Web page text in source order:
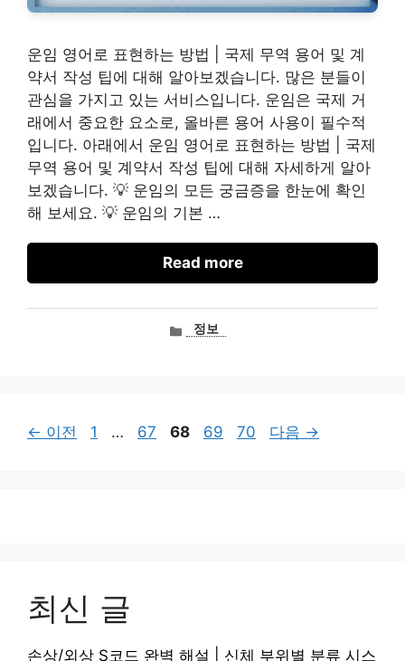
운임 영어로 표현하는 방법 | 국제 무역 용어 및 계
약서 작성 팁에 대해 알아보겠습니다. 많은 분들이
관심을 가지고 있는 서비스입니다. 운임은 국제 거
래에서 중요한 요소로, 올바른 용어 사용이 필수적
입니다. 아래에서 운임 영어로 표현하는 방법 | 국제
무역 용어 및 계약서 작성 팁에 대해 자세하게 알아
보겠습니다. 💡 운임의 모든 궁금증을 한눈에 확인
해 보세요. 💡 운임의 기본 …
Read more
카정보
← 이전
페
1 …
페
67
페
68
페
69
페
70 다음 →
최신 글
손상/외상 S코드 완벽 해설 | 신체 부위별 분류 시스